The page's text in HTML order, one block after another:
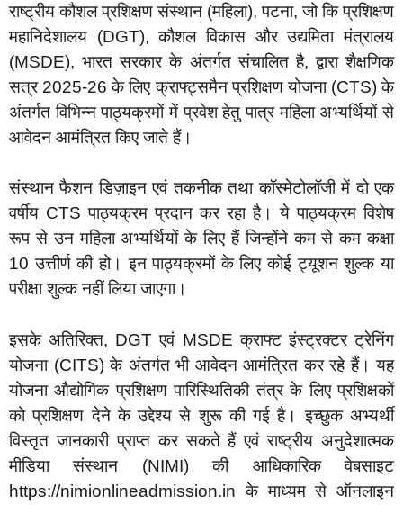
राष्ट्रीय कौशल प्रशिक्षण संस्थान (महिला), पटना, जो कि प्रशिक्षण
महानिदेशालय (DGT), कौशल विकास और उद्यमिता मंत्रालय
(MSDE), भारत सरकार के अंतर्गत संचालित है, द्वारा शैक्षणिक
सत्र 2025-26 के लिए क्राफ्ट्समैन प्रशिक्षण योजना (CTS) के
अंतर्गत विभिन्न पाठ्यक्रमों में प्रवेश हेतु पात्र महिला अभ्यर्थियों से
आवेदन आमंत्रित किए जाते हैं।
संस्थान फैशन डिज़ाइन एवं तकनीक तथा कॉस्मेटोलॉजी में दो एक
वर्षीय CTS पाठ्यक्रम प्रदान कर रहा है। ये पाठ्यक्रम विशेष
रूप से उन महिला अभ्यर्थियों के लिए हैं जिन्होंने कम से कम कक्षा
10 उत्तीर्ण की हो। इन पाठ्यक्रमों के लिए कोई ट्यूशन शुल्क या
परीक्षा शुल्क नहीं लिया जाएगा।
इसके अतिरिक्त, DGT एवं MSDE क्राफ्ट इंस्ट्रक्टर ट्रेनिंग
योजना (CITS) के अंतर्गत भी आवेदन आमंत्रित कर रहे हैं। यह
योजना औद्योगिक प्रशिक्षण पारिस्थितिकी तंत्र के लिए प्रशिक्षकों
को प्रशिक्षण देने के उद्देश्य से शुरू की गई है। इच्छुक अभ्यर्थी
विस्तृत जानकारी प्राप्त कर सकते हैं एवं राष्ट्रीय अनुदेशात्मक
मीडिया संस्थान (NIMI) की आधिकारिक वेबसाइट
https://nimionlineadmission.in के माध्यम से ऑनलाइन